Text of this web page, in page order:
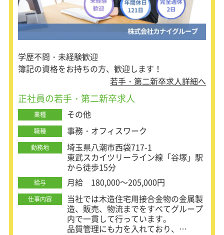
学歴不問・未経験歓迎
簿記の資格をお持ちの方、歓迎します！
若手・第二新卒求人詳細へ
正社員の若手・第二新卒求人
業種 その他
職種 事務・オフィスワーク
勤務地
埼玉県八潮市西袋717-1
東武スカイツリーライン線「谷塚」駅
から徒歩15分
給与 月給 180,000～205,000円
仕事内容
当社では木造住宅用接合金物の金属製
造、販売、物流までをすべてグループ
内で一貫して行っています。
品質管理にも力を入れており、